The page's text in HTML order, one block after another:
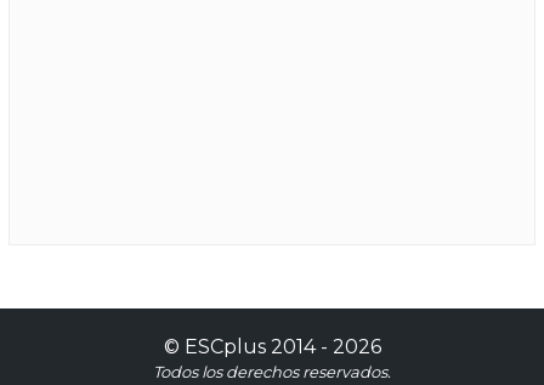
© ESCplus2014 - 2026
Todos los derechos reservados.